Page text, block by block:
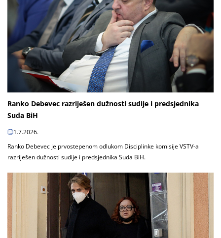
Ranko Debevec razriješen dužnosti sudije i predsjednika
Suda BiH
1.7.2026.
Ranko Debevec je prvostepenom odlukom Disciplinke komisije VSTV-a
razriješen dužnosti sudije i predsjednika Suda BiH.